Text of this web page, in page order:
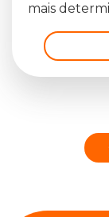
mais